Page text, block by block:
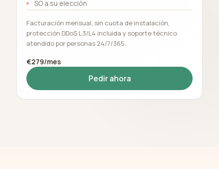
SO a su elección
Facturación mensual, sin cuota de instalación,
protección DDoS L3/L4 incluida y soporte técnico
atendido por personas 24/7/365.
€279/mes
Pedir ahora